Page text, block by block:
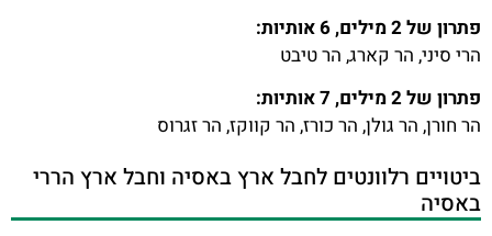
פתרון של 2 מילים, 6 אותיות:
הרי סיני, הר קארג, הר טיבט
פתרון של 2 מילים, 7 אותיות:
הר חורן, הר גולן, הר כורז, הר קווקז, הר זגרוס
ביטויים רלוונטים לחבל ארץ באסיה וחבל ארץ הררי
באסיה